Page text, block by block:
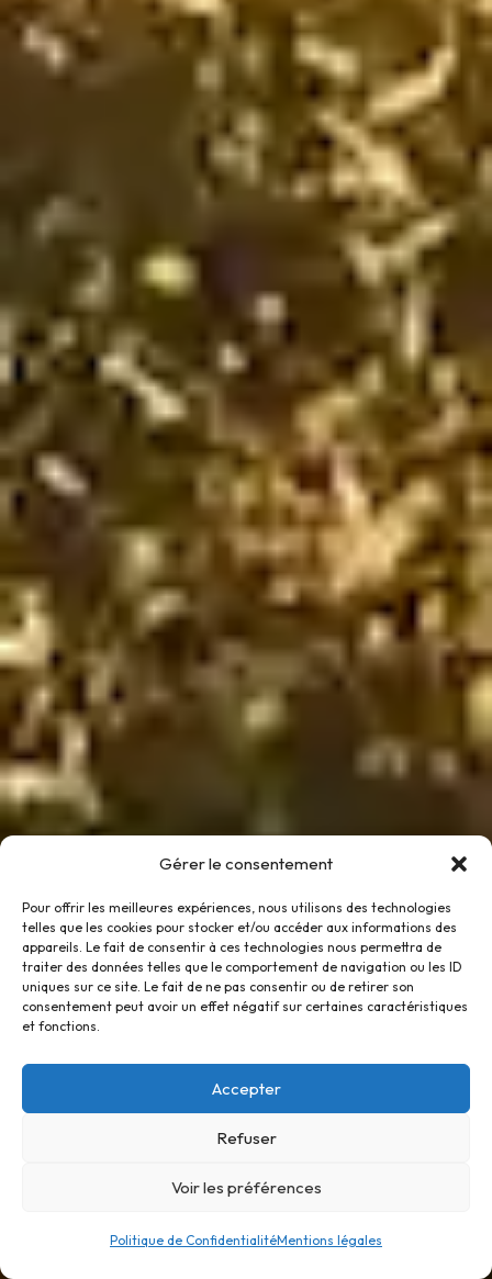
Gérer le consentement
Pour offrir les meilleures expériences, nous utilisons des technologies
telles que les cookies pour stocker et/ou accéder aux informations des
appareils. Le fait de consentir à ces technologies nous permettra de
traiter des données telles que le comportement de navigation ou les ID
uniques sur ce site. Le fait de ne pas consentir ou de retirer son
consentement peut avoir un effet négatif sur certaines caractéristiques
et fonctions.
Accepter
Refuser
Voir les préférences
Politique de ConfidentialitéMentions légales